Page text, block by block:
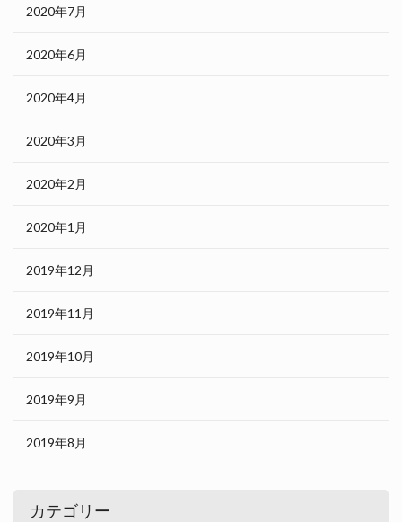
2020年7月
2020年6月
2020年4月
2020年3月
2020年2月
2020年1月
2019年12月
2019年11月
2019年10月
2019年9月
2019年8月
カテゴリー